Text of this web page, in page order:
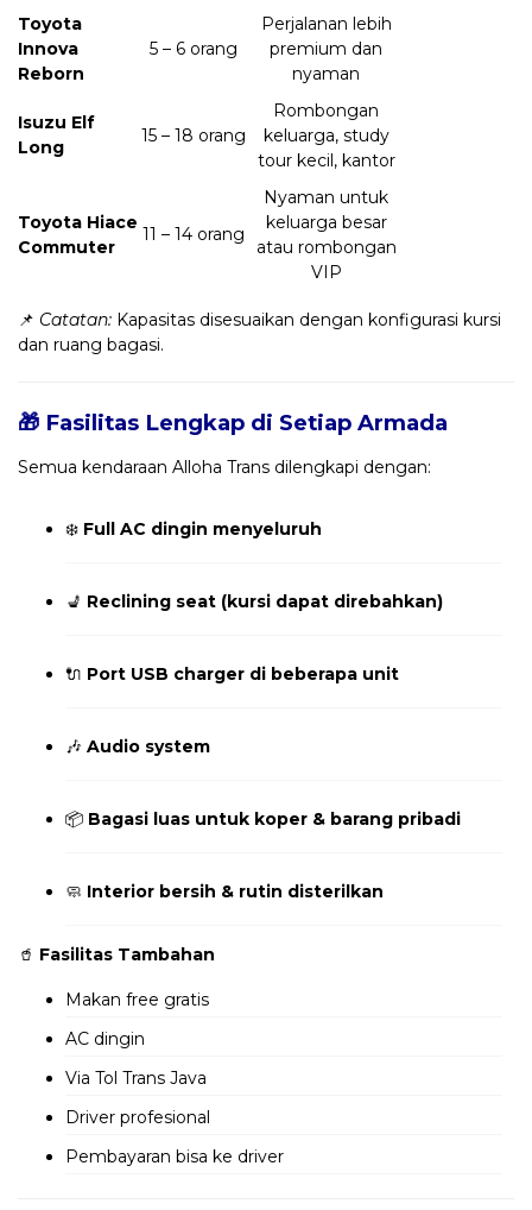
Toyota
Innova
Reborn
5 – 6 orang
Perjalanan lebih
premium dan
nyaman
Isuzu Elf
Long
15 – 18 orang
Rombongan
keluarga, study
tour kecil, kantor
Toyota Hiace
Commuter
11 – 14 orang
Nyaman untuk
keluarga besar
atau rombongan
VIP
📌 Catatan: Kapasitas disesuaikan dengan konfigurasi kursi
dan ruang bagasi.
🎁 Fasilitas Lengkap di Setiap Armada
Semua kendaraan Alloha Trans dilengkapi dengan:
❄️ Full AC dingin menyeluruh
💺 Reclining seat (kursi dapat direbahkan)
🔌 Port USB charger di beberapa unit
🎶 Audio system
📦 Bagasi luas untuk koper & barang pribadi
🧼 Interior bersih & rutin disterilkan
🥤 Fasilitas Tambahan
Makan free gratis
AC dingin
Via Tol Trans Java
Driver profesional
Pembayaran bisa ke driver